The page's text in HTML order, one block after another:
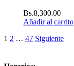
Bs.8,300.00
Añadir al carrito
1 2 … 47 Siguiente